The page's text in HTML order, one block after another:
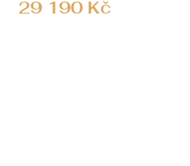
29 190 Kč